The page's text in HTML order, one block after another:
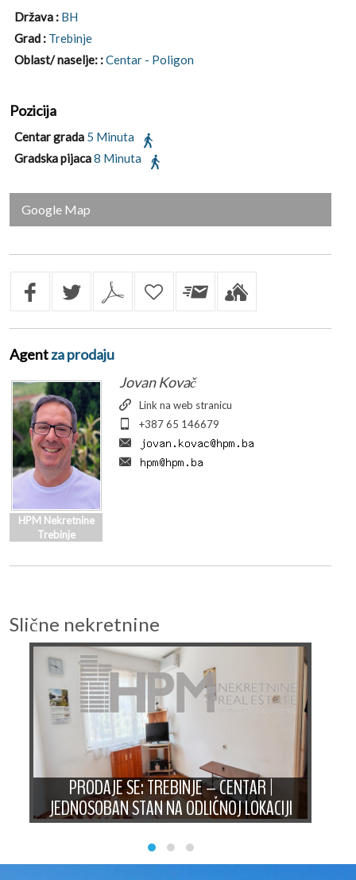
Država : BH
Grad : Trebinje
Oblast/ naselje: :Centar - Poligon
Pozicija
Centar grada 5 Minuta
Gradska pijaca8 Minuta
Google Map
Agentza prodaju
HPM Nekretnine
Trebinje
Jovan Kovač
Link na web stranicu
+387 65 146679
Slične nekretnine
PRODAJE SE: TREBINJE – CENTAR |
JEDNOSOBAN STAN NA ODLIČNOJ LOKACIJI